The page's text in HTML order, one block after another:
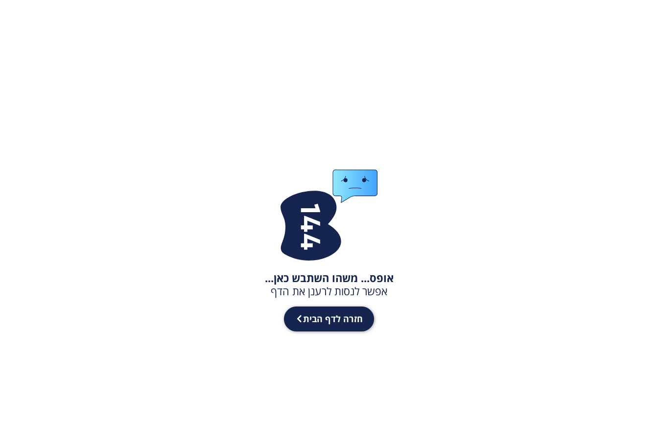
אופס... משהו השתבש כאן...
אפשר לנסות לרענן את הדף
חזרה לדף הבית